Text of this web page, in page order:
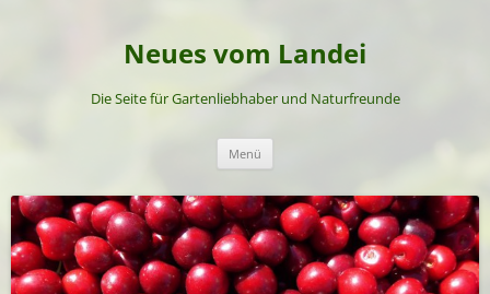
Neues vom Landei
Die Seite für Gartenliebhaber und Naturfreunde
Menü